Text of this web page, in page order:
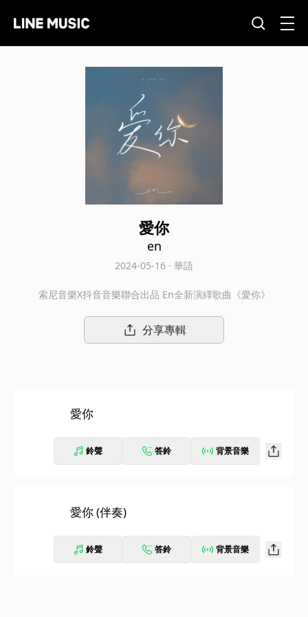
愛你
en
2024-05-16 · 華語
索尼音樂X抖音音樂聯合出品 En全新演繹歌曲《愛你》
分享專輯
愛你
鈴聲 答鈴 背景音樂
愛你 (伴奏)
鈴聲 答鈴 背景音樂